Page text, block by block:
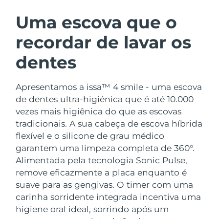
Uma escova que o
recordar de lavar os
dentes
Apresentamos a issa™ 4 smile - uma escova
de dentes ultra-higiénica que é até 10.000
vezes mais higiênica do que as escovas
tradicionais. A sua cabeça de escova híbrida
flexível e o silicone de grau médico
garantem uma limpeza completa de 360°.
Alimentada pela tecnologia Sonic Pulse,
remove eficazmente a placa enquanto é
suave para as gengivas. O timer com uma
carinha sorridente integrada incentiva uma
higiene oral ideal, sorrindo após um
Limpeza facial
Anti-aging massage
LUNA™ 4 Plus
Massage, LED heating
LUNA™ 4 Men
For men, anti-aging massage
Microcurrent toning
BEAR™ 2 go
Microcurrent toning on-the-go
BEAR™ 2 eyes & lips
Microcurrent line smoothing device
Hidratação
UFO™ 3 kit
Deep facial hydration
UFO™ 3 LED
Near-infrared and red light therapy
device
Cuidado oral
issa™ 4
Hybrid silicone sonic toothbrush
issa™ 4 plus
Smart hybrid silicone sonic toothbrush
TRATAMENTO ANTIENVELHECIMENTO
FAQ™
Antienvelhecimento Tratamentos LED
NEW
Áustria
Barein Entrega prevista8/13/26
Bélgica
Bermudas Entrega prevista8/18/26
Bósnia e
Herzegovina
Entrega prevista8/15/26
Brunei Entrega prevista
Bulgária Entrega prevista8/12/26
Canadá Entrega prevista8/16/26
Chile Entrega prevista